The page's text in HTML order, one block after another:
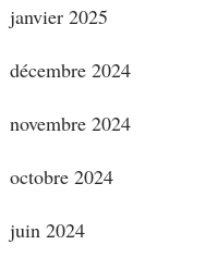
janvier 2025
décembre 2024
novembre 2024
octobre 2024
juin 2024